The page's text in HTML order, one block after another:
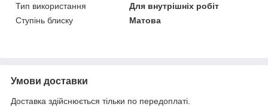
Тип використання
Для внутрішніх робіт
Ступінь блиску
Матова
Умови доставки
Доставка здійснюється тільки по передоплаті.